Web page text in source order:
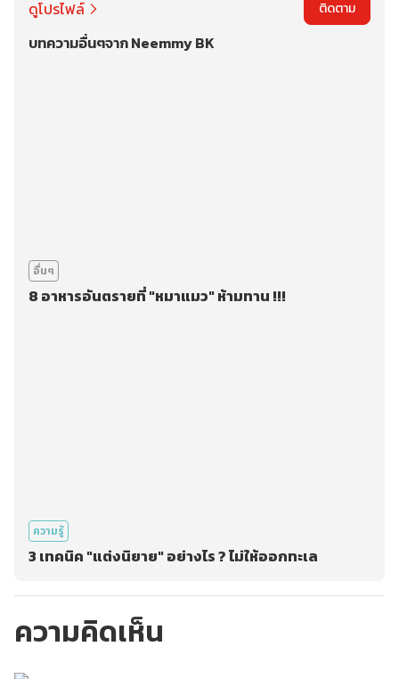
ดูโปรไฟล์
ติดตาม
บทความอื่นๆจาก Neemmy BK
อื่นๆ
8 อาหารอันตรายที่ "หมาแมว" ห้ามทาน !!!
ความรู้
3 เทคนิค "แต่งนิยาย" อย่างไร ? ไม่ให้ออกทะเล
ความคิดเห็น